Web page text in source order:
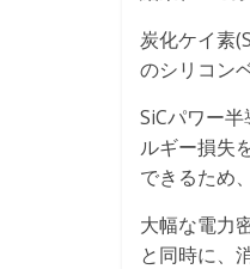
炭化ケイ素
のシリコン
SiCパワー
ルギー損失
できるため
大幅な電力
と同時に、